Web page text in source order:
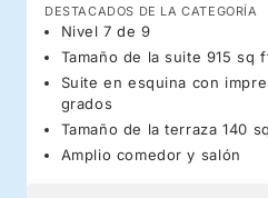
DESTACADOS DE LA CATEGORÍA
Nivel 7 de 9
Tamaño de la suite 915 sq
Suite en esquina con
grados
Tamaño de la terraza 140
Amplio comedor y salón